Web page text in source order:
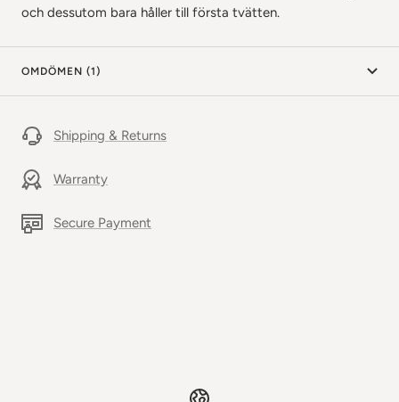
och dessutom bara håller till första tvätten.
OMDÖMEN (1)
Shipping & Returns
Warranty
Secure Payment